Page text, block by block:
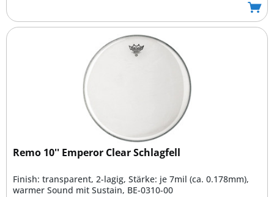
Remo 10'' Emperor Clear Schlagfell
Finish: transparent, 2-lagig, Stärke: je 7mil (ca. 0.178mm),
warmer Sound mit Sustain, BE-0310-00